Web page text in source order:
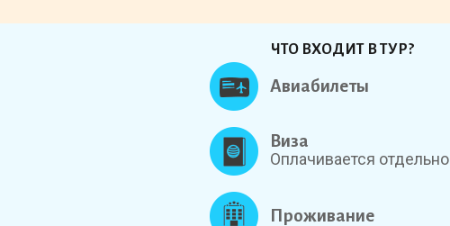
ЧТО ВХОДИТ В ТУР?
Авиабилеты
Виза
Оплачивается отдельно
Проживание